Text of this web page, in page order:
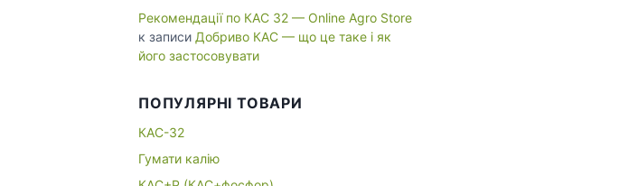
Рекомендації по КАС 32 — Online Agro Store
к записи Добриво КАС — що це таке і як
його застосовувати
ПОПУЛЯРНІ ТОВАРИ
КАС-32
Гумати калію